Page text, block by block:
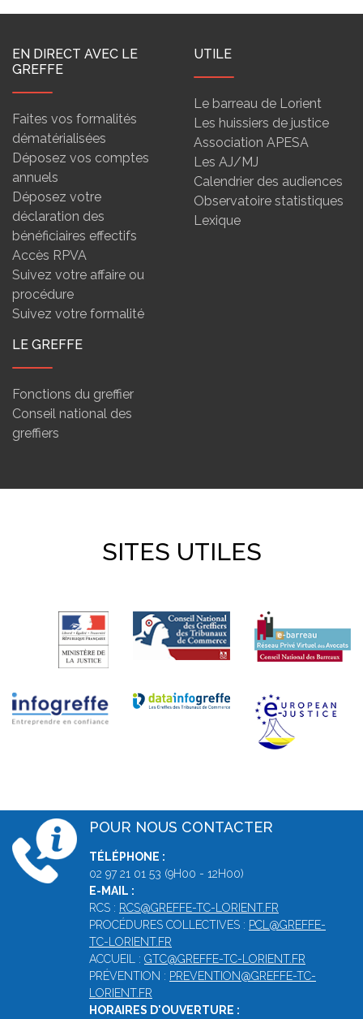
EN DIRECT AVEC LE
GREFFE
Faites vos formalités
dématérialisées
Déposez vos comptes
annuels
Déposez votre
déclaration des
bénéficiaires effectifs
Accès RPVA
Suivez votre affaire ou
procédure
Suivez votre formalité
UTILE
Le barreau de Lorient
Les huissiers de justice
Association APESA
Les AJ/MJ
Calendrier des audiences
Observatoire statistiques
Lexique
LE GREFFE
Fonctions du greffier
Conseil national des
greffiers
SITES UTILES
POUR NOUS CONTACTER
TÉLÉPHONE :
02 97 21 01 53 (9H00 - 12H00)
E-MAIL :
RCS : RCS@GREFFE-TC-LORIENT.FR
PROCÉDURES COLLECTIVES : PCL@GREFFE-
TC-LORIENT.FR
ACCUEIL : GTC@GREFFE-TC-LORIENT.FR
PRÉVENTION : PREVENTION@GREFFE-TC-
LORIENT.FR
HORAIRES D'OUVERTURE :